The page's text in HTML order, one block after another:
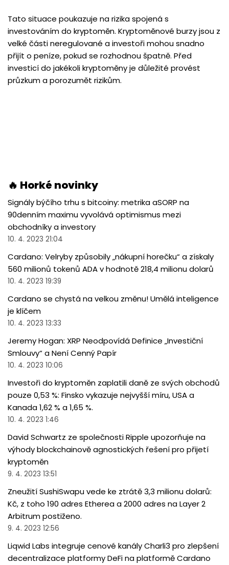
Tato situace poukazuje na rizika spojená s
investováním do kryptoměn. Kryptoměnové burzy jsou z
velké části neregulované a investoři mohou snadno
přijít o peníze, pokud se rozhodnou špatně. Před
investicí do jakékoli kryptoměny je důležité provést
průzkum a porozumět rizikům.
🔥 Horké novinky
Signály býčího trhu s bitcoiny: metrika aSORP na
90denním maximu vyvolává optimismus mezi
obchodníky a investory
10. 4. 2023 21:04
Cardano: Velryby způsobily „nákupní horečku“ a získaly
560 milionů tokenů ADA v hodnotě 218,4 milionu dolarů
10. 4. 2023 19:39
Cardano se chystá na velkou změnu! Umělá inteligence
je klíčem
10. 4. 2023 13:33
Jeremy Hogan: XRP Neodpovídá Definice „Investiční
Smlouvy“ a Není Cenný Papír
10. 4. 2023 10:06
Investoři do kryptoměn zaplatili daně ze svých obchodů
pouze 0,53 %: Finsko vykazuje nejvyšší míru, USA a
Kanada 1,62 % a 1,65 %.
10. 4. 2023 1:46
David Schwartz ze společnosti Ripple upozorňuje na
výhody blockchainově agnostických řešení pro přijetí
kryptoměn
9. 4. 2023 13:51
Zneužití SushiSwapu vede ke ztrátě 3,3 milionu dolarů:
Kč, z toho 190 adres Etherea a 2000 adres na Layer 2
Arbitrum postiženo.
9. 4. 2023 12:56
Liqwid Labs integruje cenové kanály Charli3 pro zlepšení
decentralizace platformy DeFi na platformě Cardano